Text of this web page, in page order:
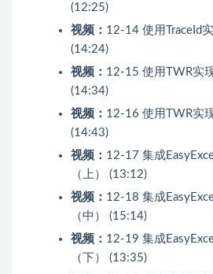
(12:25)
视频： 12-14 使用TraceId
(14:24)
视频： 12-15 使用TWR实
(14:34)
视频： 12-16 使用TWR实
(14:43)
视频： 12-17 集成
（上） (13:12)
视频： 12-18 集成
（中） (15:14)
视频： 12-19 集成
（下） (13:35)